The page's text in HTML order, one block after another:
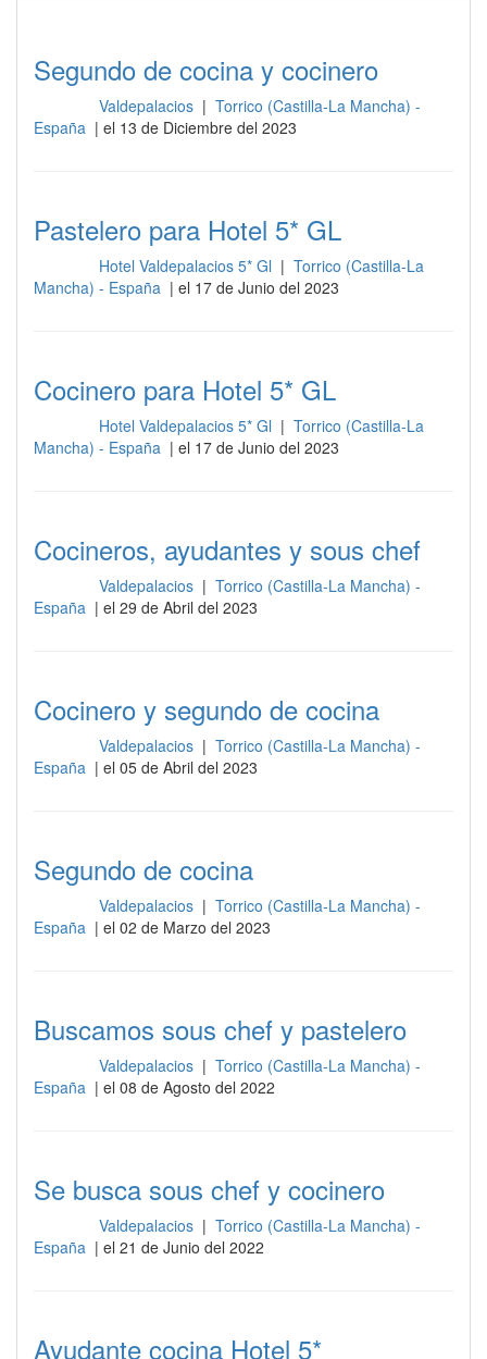
Segundo de cocina y cocinero
Valdepalacios | Torrico (Castilla-La Mancha) -
España | el 13 de Diciembre del 2023
Pastelero para Hotel 5* GL
Hotel Valdepalacios 5* Gl | Torrico (Castilla-La
Mancha) - España | el 17 de Junio del 2023
Cocinero para Hotel 5* GL
Hotel Valdepalacios 5* Gl | Torrico (Castilla-La
Mancha) - España | el 17 de Junio del 2023
Cocineros, ayudantes y sous chef
Valdepalacios | Torrico (Castilla-La Mancha) -
España | el 29 de Abril del 2023
Cocinero y segundo de cocina
Valdepalacios | Torrico (Castilla-La Mancha) -
España | el 05 de Abril del 2023
Segundo de cocina
Valdepalacios | Torrico (Castilla-La Mancha) -
España | el 02 de Marzo del 2023
Buscamos sous chef y pastelero
Valdepalacios | Torrico (Castilla-La Mancha) -
España | el 08 de Agosto del 2022
Se busca sous chef y cocinero
Valdepalacios | Torrico (Castilla-La Mancha) -
España | el 21 de Junio del 2022
Ayudante cocina Hotel 5*